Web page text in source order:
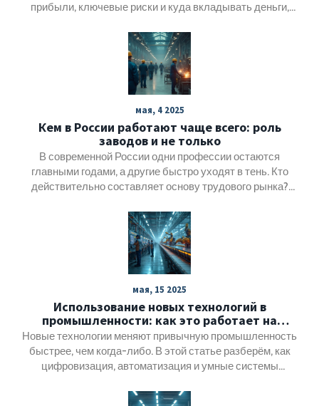
прибыли, ключевые риски и куда вкладывать деньги,
мая, 4 2025
Кем в России работают чаще всего: роль
заводов и не только
В современной России одни профессии остаются
главными годами, а другие быстро уходят в тень. Кто
действительно составляет основу трудового рынка?
сохраняют стабильность даже при смене технологий?
Поговорим о заводах, ИТ, сервисе и неожиданных
поворотах карьерных путей. Эта статья поможет понять,
на чём держится экономика и где искать стабильность.
мая, 15 2025
Использование новых технологий в
промышленности: как это работает на
практике
Новые технологии меняют привычную промышленность
быстрее, чем когда-либо. В этой статье разберём, как
цифровизация, автоматизация и умные системы
неожиданные примеры и поделюсь советами, с какими